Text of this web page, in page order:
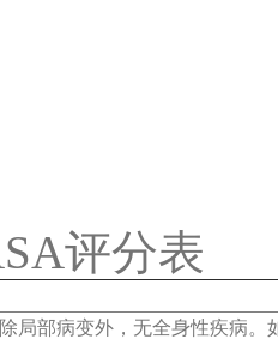
评分表
局部病变外，无全身性疾病。